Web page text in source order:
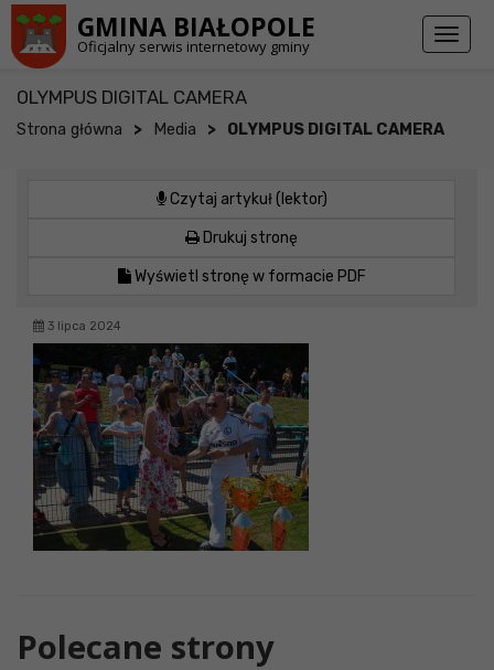
GMINA BIAŁOPOLE
Oficjalny serwis internetowy gminy
Toggle
OLYMPUS DIGITAL CAMERA
Strona główna > Media > OLYMPUS DIGITAL CAMERA
Czytaj artykuł (lektor)
Drukuj stronę
Wyświetl stronę w formacie PDF
3 lipca 2024
Polecane strony